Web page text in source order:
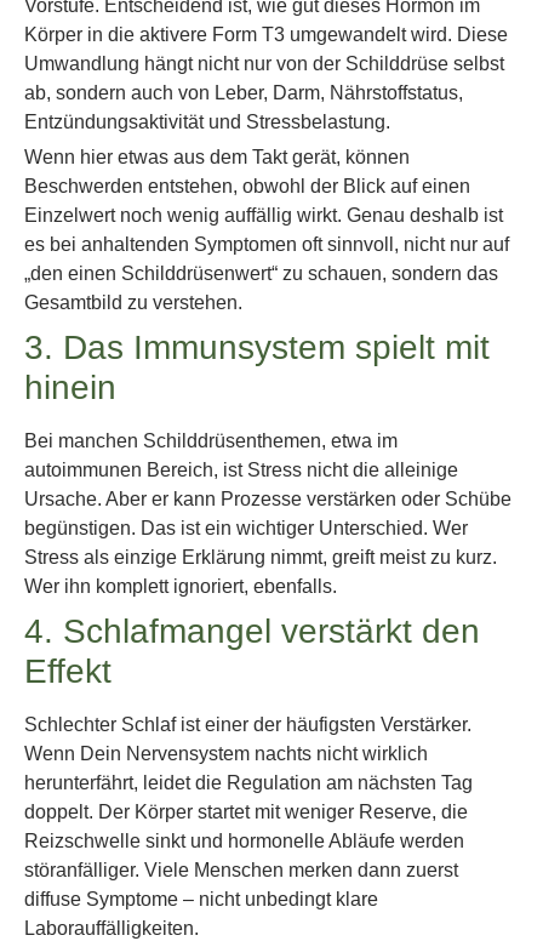
Vorstufe. Entscheidend ist, wie gut dieses Hormon im
Körper in die aktivere Form T3 umgewandelt wird. Diese
Umwandlung hängt nicht nur von der Schilddrüse selbst
ab, sondern auch von Leber, Darm, Nährstoffstatus,
Entzündungsaktivität und Stressbelastung.
Wenn hier etwas aus dem Takt gerät, können
Beschwerden entstehen, obwohl der Blick auf einen
Einzelwert noch wenig auffällig wirkt. Genau deshalb ist
es bei anhaltenden Symptomen oft sinnvoll, nicht nur auf
„den einen Schilddrüsenwert“ zu schauen, sondern das
Gesamtbild zu verstehen.
3. Das Immunsystem spielt mit
hinein
Bei manchen Schilddrüsenthemen, etwa im
autoimmunen Bereich, ist Stress nicht die alleinige
Ursache. Aber er kann Prozesse verstärken oder Schübe
begünstigen. Das ist ein wichtiger Unterschied. Wer
Stress als einzige Erklärung nimmt, greift meist zu kurz.
Wer ihn komplett ignoriert, ebenfalls.
4. Schlafmangel verstärkt den
Effekt
Schlechter Schlaf ist einer der häufigsten Verstärker.
Wenn Dein Nervensystem nachts nicht wirklich
herunterfährt, leidet die Regulation am nächsten Tag
doppelt. Der Körper startet mit weniger Reserve, die
Reizschwelle sinkt und hormonelle Abläufe werden
störanfälliger. Viele Menschen merken dann zuerst
diffuse Symptome – nicht unbedingt klare
Laborauffälligkeiten.